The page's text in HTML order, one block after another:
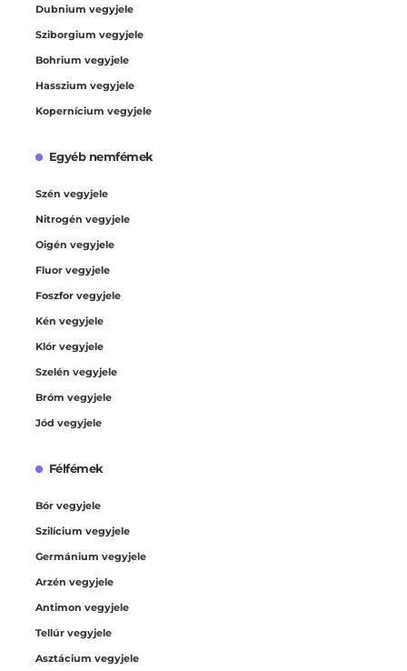
Dubnium vegyjele
Sziborgium vegyjele
Bohrium vegyjele
Hasszium vegyjele
Kopernícium vegyjele
Egyéb nemfémek
Szén vegyjele
Nitrogén vegyjele
Oigén vegyjele
Fluor vegyjele
Foszfor vegyjele
Kén vegyjele
Klór vegyjele
Szelén vegyjele
Bróm vegyjele
Jód vegyjele
Félfémek
Bór vegyjele
Szilícium vegyjele
Germánium vegyjele
Arzén vegyjele
Antimon vegyjele
Tellúr vegyjele
Asztácium vegyjele